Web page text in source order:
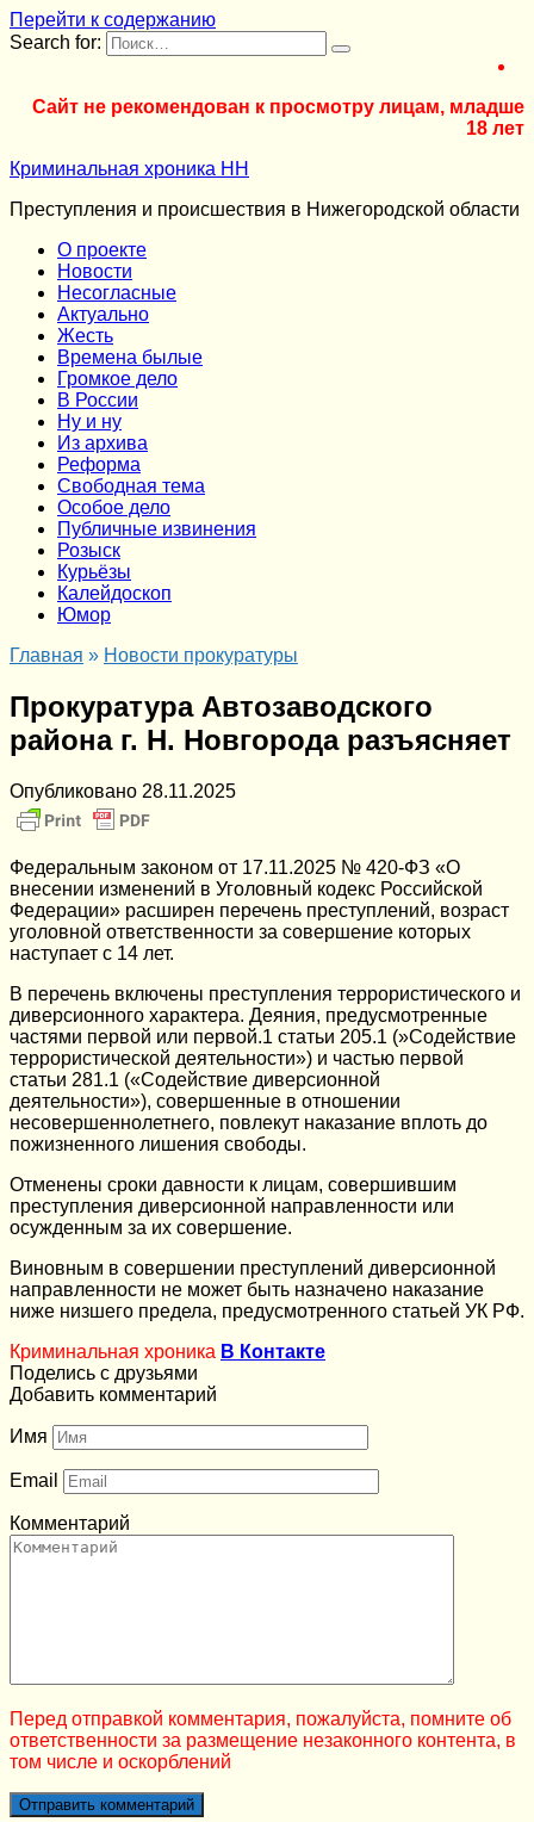
Перейти к содержанию
Search for:
Сайт не рекомендован к просмотру лицам, младше
18 лет
Криминальная хроника НН
Преступления и происшествия в Нижегородской области
О проекте
Новости
Несогласные
Актуально
Жесть
Времена былые
Громкое дело
В России
Ну и ну
Из архива
Реформа
Cвободная тема
Особое дело
Публичные извинения
Розыск
Курьёзы
Калейдоскоп
Юмор
Главная » Новости прокуратуры
Прокуратура Автозаводского
района г. Н. Новгорода разъясняет
Опубликовано 28.11.2025
Федеральным законом от 17.11.2025 № 420-ФЗ «О
внесении изменений в Уголовный кодекс Российской
Федерации» расширен перечень преступлений, возраст
уголовной ответственности за совершение которых
наступает с 14 лет.
В перечень включены преступления террористического и
диверсионного характера. Деяния, предусмотренные
частями первой или первой.1 статьи 205.1 (»Содействие
террористической деятельности») и частью первой
статьи 281.1 («Содействие диверсионной
деятельности»), совершенные в отношении
несовершеннолетнего, повлекут наказание вплоть до
пожизненного лишения свободы.
Отменены сроки давности к лицам, совершившим
преступления диверсионной направленности или
осужденным за их совершение.
Виновным в совершении преступлений диверсионной
направленности не может быть назначено наказание
ниже низшего предела, предусмотренного статьей УК РФ.
Криминальная хроника В Контакте
Поделись с друзьями
Добавить комментарий
Имя
Email
Комментарий
Перед отправкой комментария, пожалуйста, помните об
ответственности за размещение незаконного контента, в
том числе и оскорблений